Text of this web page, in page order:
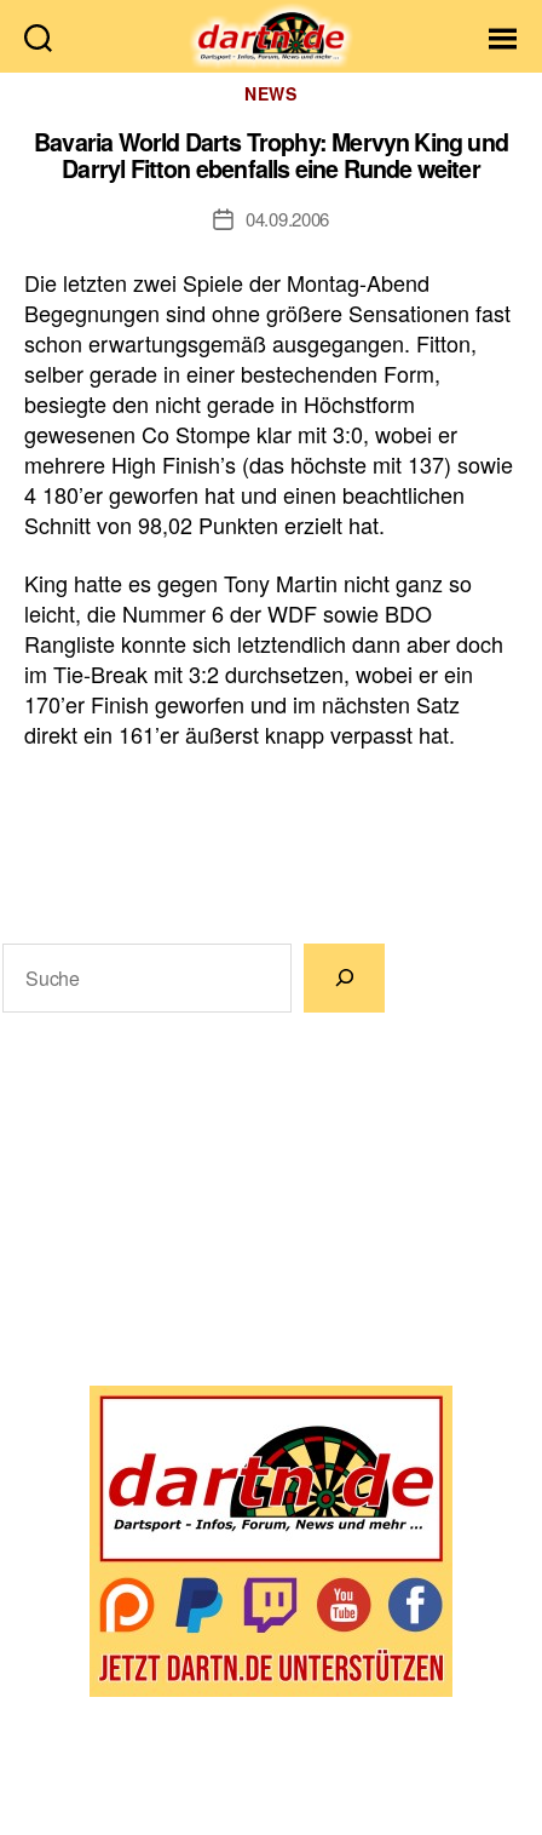
Dartn.de
Kategorien
NEWS
Bavaria World Darts Trophy: Mervyn King und
Darryl Fitton ebenfalls eine Runde weiter
Veröffentlichungsdatum
04.09.2006
Die letzten zwei Spiele der Montag-Abend
Begegnungen sind ohne größere Sensationen fast
schon erwartungsgemäß ausgegangen. Fitton,
selber gerade in einer bestechenden Form,
besiegte den nicht gerade in Höchstform
gewesenen Co Stompe klar mit 3:0, wobei er
mehrere High Finish’s (das höchste mit 137) sowie
4 180’er geworfen hat und einen beachtlichen
Schnitt von 98,02 Punkten erzielt hat.
King hatte es gegen Tony Martin nicht ganz so
leicht, die Nummer 6 der WDF sowie BDO
Rangliste konnte sich letztendlich dann aber doch
im Tie-Break mit 3:2 durchsetzen, wobei er ein
170’er Finish geworfen und im nächsten Satz
direkt ein 161’er äußerst knapp verpasst hat.